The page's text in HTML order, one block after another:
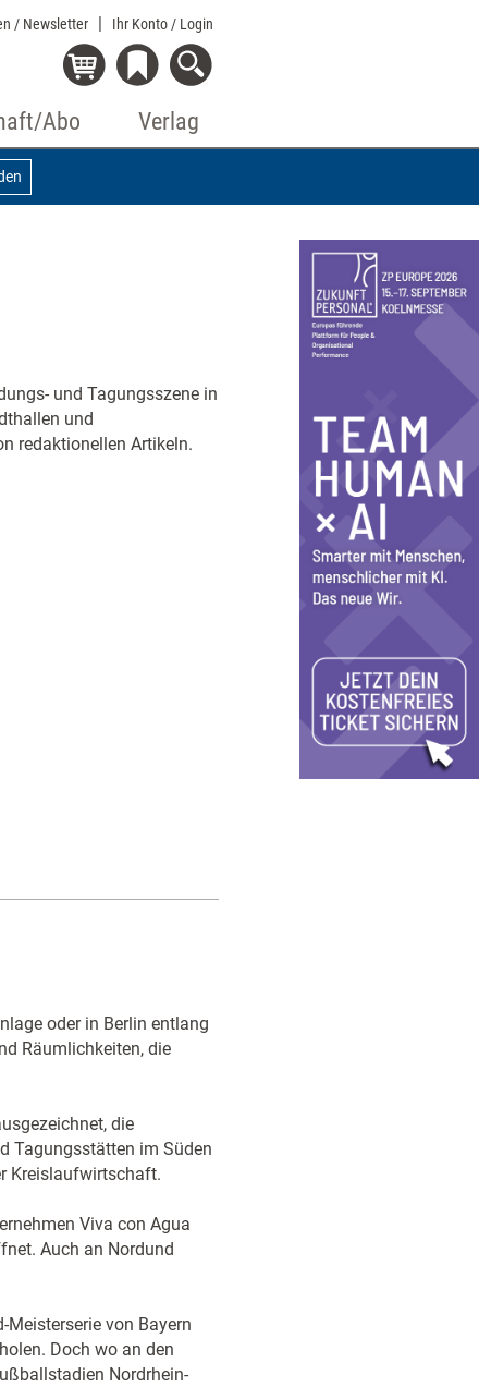
/ Newsletter Ihr Konto / Login
Abo Verlag
und Tagungsszene in
und
redaktionellen Artikeln.
oder in Berlin entlang
Räumlichkeiten, die
die
Tagungsstätten im Süden
Kreislaufwirtschaft.
Viva con Agua
Auch an Nordund
von Bayern
Doch wo an den
Nordrhein-